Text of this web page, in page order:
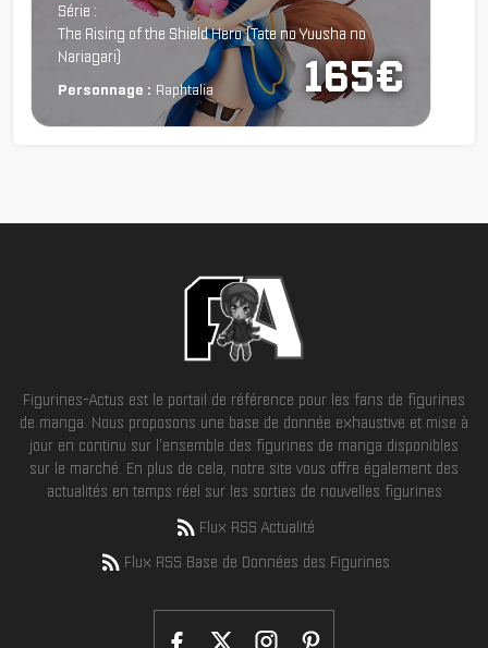
165€
Série :
The Rising of the Shield Hero (Tate no Yuusha no
Nariagari)
Personnage : Raphtalia
Figurines-Actus est le portail de référence pour les fans de figurines
de manga. Nous proposons une base de donnée exhaustive et mise à
jour en continu sur l'ensemble des figurines de manga disponibles
sur le marché. En plus de cela, notre site vous offre également des
actualités en temps réel sur les sorties de nouvelles figurines
Flux RSS Actualité
Flux RSS Base de Données des Figurines